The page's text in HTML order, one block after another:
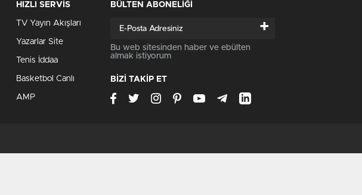
HIZLI SERVİS
TV Yayın Akışları
Yazarlar Site
Tenis İddaa
Basketbol Canlı
AMP
BÜLTEN ABONELİĞİ
+
Bu web sitesinden haber ve ebülten
almak istiyorum
BİZİ TAKİP ET